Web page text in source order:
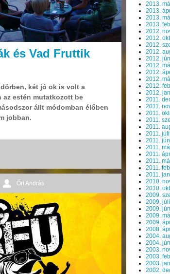
és Vad Fruttik
két jó ok is volt a
az estén mutatkozott be
állt módomban élőben
jobban.
Őri András
2013.
2013.
2013.
2013.
2012.
2012.
2012.
2012.
2012.
2012.
2012.
2012.
2012.
2012.
2011.
2011.
2011.
2011.
2011.
2011.
2011.
2011.
2011.
2011.
2011.
2011.
2010.
2010.
2009.
2009.
2009.
2009.
2009.
2008.
2004.
2004.
2003.
2003.
2003.
2002.